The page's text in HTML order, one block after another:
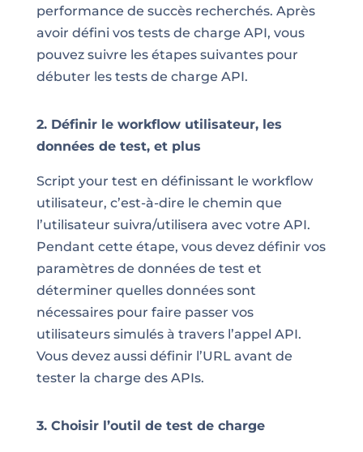
performance de succès recherchés. Après
avoir défini vos tests de charge API, vous
pouvez suivre les étapes suivantes pour
débuter les tests de charge API.
2. Définir le workflow utilisateur, les
données de test, et plus
Script your test en définissant le workflow
utilisateur, c’est-à-dire le chemin que
l’utilisateur suivra/utilisera avec votre API.
Pendant cette étape, vous devez définir vos
paramètres de données de test et
déterminer quelles données sont
nécessaires pour faire passer vos
utilisateurs simulés à travers l’appel API.
Vous devez aussi définir l’URL avant de
tester la charge des APIs.
3. Choisir l’outil de test de charge